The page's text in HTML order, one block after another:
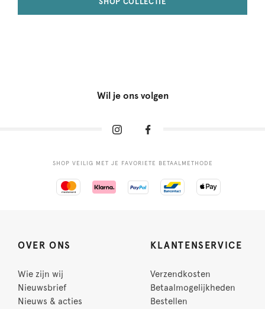
Wil je ons volgen
SHOP VEILIG MET JE FAVORIETE BETAALMETHODE
OVER ONS
Wie zijn wij
Nieuwsbrief
Nieuws & acties
KLANTENSERVICE
Verzendkosten
Betaalmogelijkheden
Bestellen